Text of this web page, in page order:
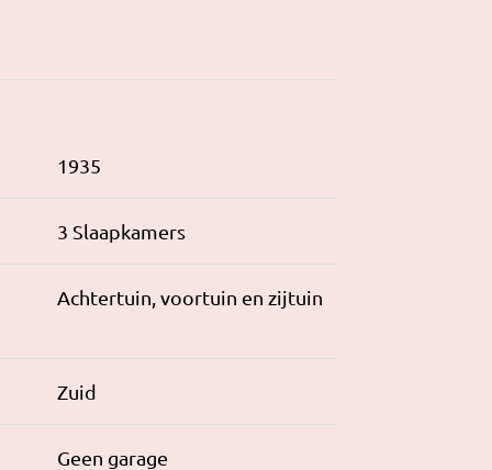
1935
3 Slaapkamers
Achtertuin, voortuin en zijtuin
Zuid
Geen garage